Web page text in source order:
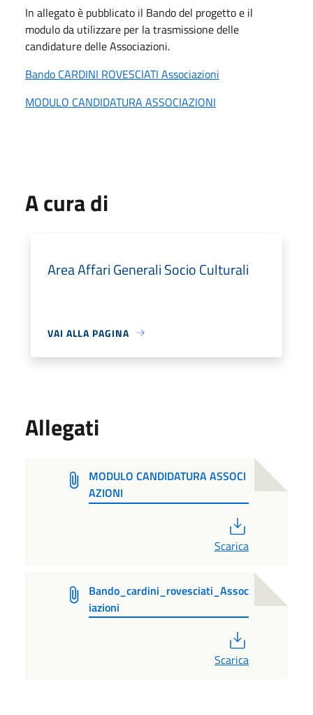
In allegato è pubblicato il Bando del progetto e il
modulo da utilizzare per la trasmissione delle
candidature delle Associazioni.
Bando CARDINI ROVESCIATI Associazioni
MODULO CANDIDATURA ASSOCIAZIONI
A cura di
Area Affari Generali Socio Culturali
VAI ALLA PAGINA
Allegati
MODULO CANDIDATURA ASSOCI
AZIONI
Scarica
Bando_cardini_rovesciati_Assoc
iazioni
Scarica